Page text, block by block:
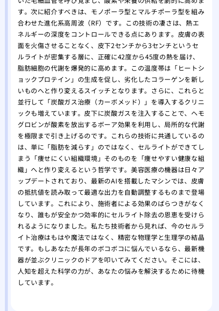
す。次に紹介すべきは、モノポーラ型とマルチポーラ型を組み
合わせた進化系高周波（RF）です。この技術の凄さは、熱エ
ネルギーの深度をコントロールできる点にあります。皮膚の表
面を火傷させることなく、皮下2センチから3センチというセ
ルライトが密集する層に、正確に42度から45度の熱を届け、
脂肪細胞の代謝を爆発的に高めます。この温度帯は「ヒートシ
ョックプロテイン」の生成を促し、劣化したコラーゲンを新し
いものへと作り変えるスイッチとなります。さらに、これらと
並行して「炭酸ガス治療（カーボメッド）」を導入するクリニ
ックも増えています。皮下に炭酸ガスを注入することで、ヘモ
グロビンが酸素を放出するボーア効果を利用し、局所的な代謝
を極限まで引き上げるのです。これらの技術に共通しているの
は、単に「脂肪を減らす」のではなく、セルライトができてし
まう「痩せにくい組織環境」そのものを「痩せやすい健康な組
織」へと作り変えるという哲学です。美容医療の機器は日々ア
ップデートされており、最新のAIを搭載したマシンでは、皮膚
の抵抗値を読み取って最適な出力を自動調整するものまで登場
しています。これにより、施術者による効果のばらつきがなく
なり、誰もが安全かつ効率的にセルライト除去の恩恵を受けら
れるようになりました。私たち技術者から見れば、今のセルラ
イト治療はもはや魔法ではなく、精密な物理学と生理学の結晶
です。もしあなたが長年のボコボコに悩んでいるなら、最新機
器が並ぶクリニックのドアを叩いてみてください。そこには、
人知を超えた科学の力が、あなたの悩みを解決するために待機
しています。